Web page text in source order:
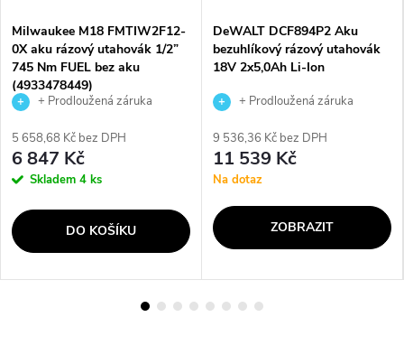
Milwaukee M18 FMTIW2F12-
0X aku rázový utahovák 1/2”
745 Nm FUEL bez aku
(4933478449)
+ Prodloužená záruka
5 658,68 Kč bez DPH
6 847 Kč
Skladem 4 ks
DO KOŠÍKU
DeWALT DCF894P2 Aku
bezuhlíkový rázový utahovák
18V 2x5,0Ah Li-Ion
+ Prodloužená záruka
9 536,36 Kč bez DPH
11 539 Kč
Na dotaz
ZOBRAZIT